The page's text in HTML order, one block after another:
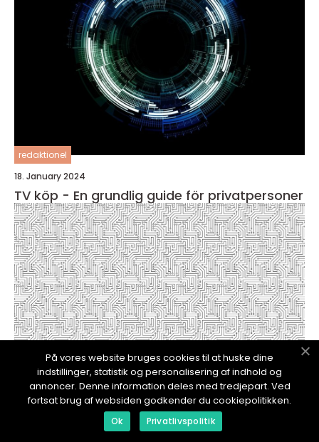
redaktionel
18. January 2024
TV köp - En grundlig guide för privatpersoner
På vores website bruges cookies til at huske dine
indstillinger, statistik og personalisering af indhold og
annoncer. Denne information deles med tredjepart. Ved
fortsat brug af websiden godkender du cookiepolitikken.
Ok Privatlivspolitik